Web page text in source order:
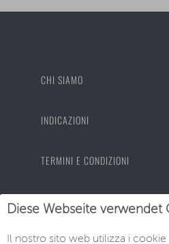
CHI SIAMO
INDICAZIONI
TERMINI E CONDIZIONI
PROTEZIONE DEI DATI
IMPRONTA
Diese Webseite verwendet
Il nostro sito web utilizza i